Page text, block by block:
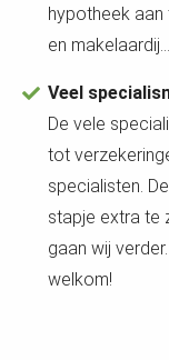
hypotheek aan
en
Veel
De vele
tot
specialisten.
stapje extra te
gaan wij
welkom!